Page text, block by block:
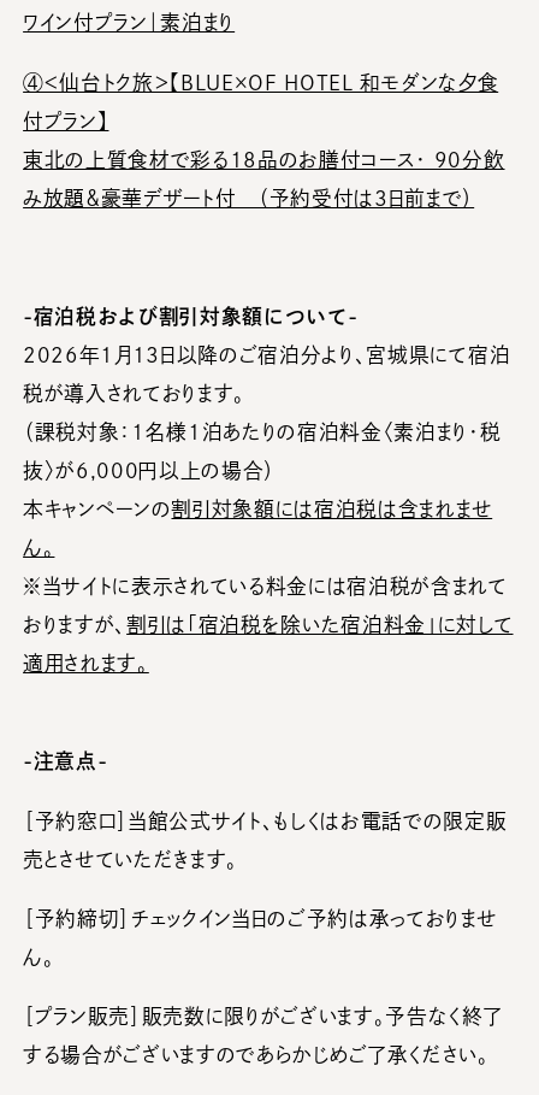
ワイン付プラン｜素泊まり
④＜仙台トク旅＞【BLUE×OF HOTEL 和モダンな夕食
付プラン】
東北の上質食材で彩る18品のお膳付コース・ 90分飲
み放題＆豪華デザート付 （予約受付は3日前まで）
-宿泊税および割引対象額について-
2026年1月13日以降のご宿泊分より、宮城県にて宿泊
税が導入されております。
（課税対象：1名様1泊あたりの宿泊料金〈素泊まり・税
抜〉が6,000円以上の場合）
本キャンペーンの割引対象額には宿泊税は含まれませ
ん。
※当サイトに表示されている料金には宿泊税が含まれて
おりますが、割引は「宿泊税を除いた宿泊料金」に対して
適用されます。
-注意点-
［予約窓口］当館公式サイト、もしくはお電話での限定販
売とさせていただきます。
［予約締切］チェックイン当日のご予約は承っておりませ
ん。
［プラン販売］販売数に限りがございます。予告なく終了
する場合がございますのであらかじめご了承ください。